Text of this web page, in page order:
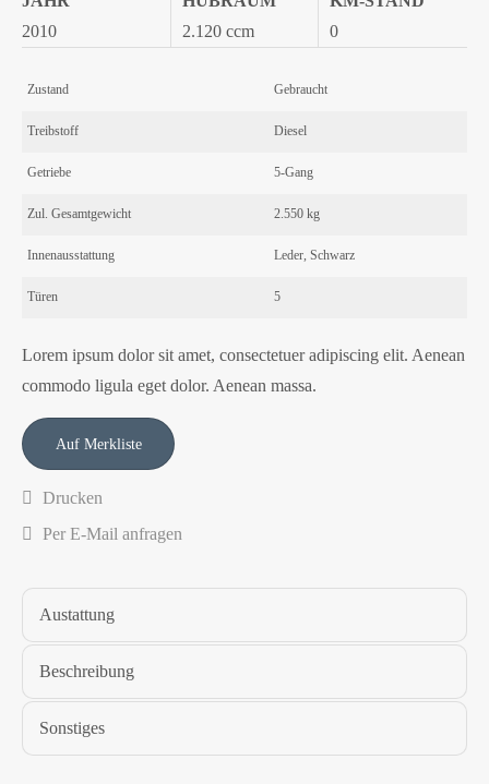
2010
2.120 ccm
0
Zustand Gebraucht
Treibstoff Diesel
Getriebe 5-Gang
Zul. Gesamtgewicht 2.550 kg
Innenausstattung Leder, Schwarz
Türen 5
Lorem ipsum dolor sit amet, consectetuer adipiscing elit. Aenean
commodo ligula eget dolor. Aenean massa.
Drucken
Per E-Mail anfragen
Austattung
Beschreibung
Sonstiges